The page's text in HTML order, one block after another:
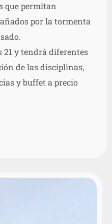
que permitan
por la tormenta
21 y tendrá diferentes
de las disciplinas,
y buffet a precio